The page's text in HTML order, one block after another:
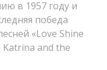
в 1957 году и
победа
«Love Shine
and the